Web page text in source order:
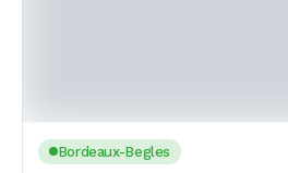
Bordeaux-Begles